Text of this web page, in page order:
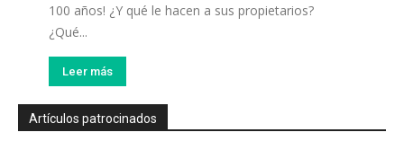
100 años! ¿Y qué le hacen a sus propietarios?
¿Qué...
Leer más
Artículos patrocinados